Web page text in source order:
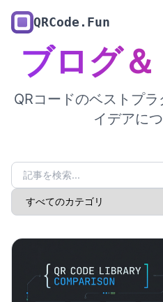
QRCode.Fun
ブログ
QRコードのベストプ
イデアに